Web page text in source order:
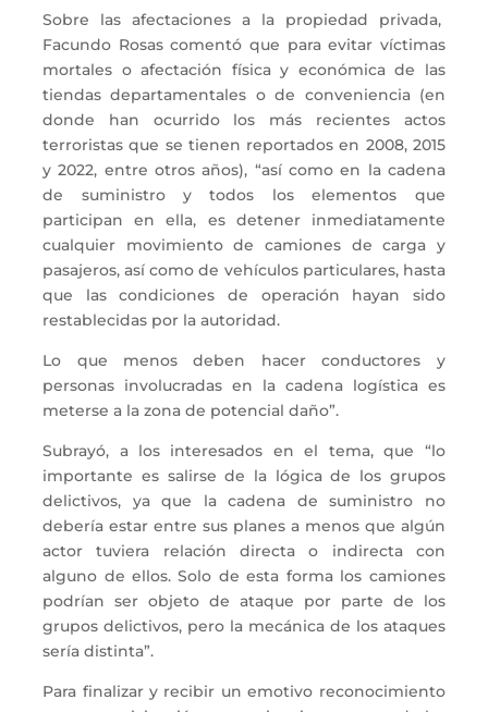
Sobre las afectaciones a la propiedad privada,
Facundo Rosas comentó que para evitar víctimas
mortales o afectación física y económica de las
tiendas departamentales o de conveniencia (en
donde han ocurrido los más recientes actos
terroristas que se tienen reportados en 2008, 2015
y 2022, entre otros años), “así como en la cadena
de suministro y todos los elementos que
participan en ella, es detener inmediatamente
cualquier movimiento de camiones de carga y
pasajeros, así como de vehículos particulares, hasta
que las condiciones de operación hayan sido
restablecidas por la autoridad.
Lo que menos deben hacer conductores y
personas involucradas en la cadena logística es
meterse a la zona de potencial daño”.
Subrayó, a los interesados en el tema, que “lo
importante es salirse de la lógica de los grupos
delictivos, ya que la cadena de suministro no
debería estar entre sus planes a menos que algún
actor tuviera relación directa o indirecta con
alguno de ellos. Solo de esta forma los camiones
podrían ser objeto de ataque por parte de los
grupos delictivos, pero la mecánica de los ataques
sería distinta”.
Para finalizar y recibir un emotivo reconocimiento